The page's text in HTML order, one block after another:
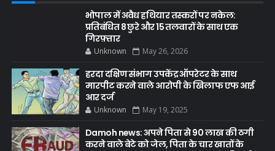
भोपाल में अवैध हथियार तस्करों पर नकेल:
प्रतिबंधित 8 छुरे और 15 तलवारों के साथ एक
गिरफ़्तार
Unknown May 26, 2026
हरदा दक्षिण संभाग उपकेंद्र ऑपरेटर के साथ
मारपीट करने वाले आरोपी के खिलाफ एफ आई
आर दर्ज
Unknown May 19, 2025
Damoh news: अपने पिता से 90 लाख की ठगी
करने वाले बेटे को जेल, पिता के चार खातों के